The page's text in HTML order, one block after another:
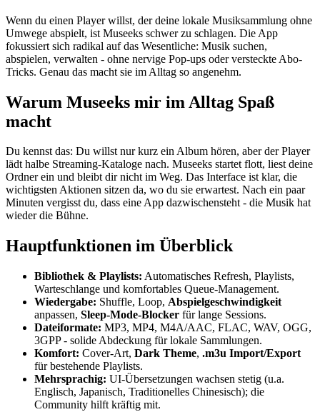
Wenn du einen Player willst, der deine lokale Musiksammlung ohne
Umwege abspielt, ist Museeks schwer zu schlagen. Die App
fokussiert sich radikal auf das Wesentliche: Musik suchen,
abspielen, verwalten - ohne nervige Pop-ups oder versteckte Abo-
Tricks. Genau das macht sie im Alltag so angenehm.
Warum Museeks mir im Alltag Spaß
macht
Du kennst das: Du willst nur kurz ein Album hören, aber der Player
lädt halbe Streaming-Kataloge nach. Museeks startet flott, liest deine
Ordner ein und bleibt dir nicht im Weg. Das Interface ist klar, die
wichtigsten Aktionen sitzen da, wo du sie erwartest. Nach ein paar
Minuten vergisst du, dass eine App dazwischensteht - die Musik hat
wieder die Bühne.
Hauptfunktionen im Überblick
Bibliothek & Playlists: Automatisches Refresh, Playlists,
Warteschlange und komfortables Queue-Management.
Wiedergabe: Shuffle, Loop, Abspielgeschwindigkeit
anpassen, Sleep-Mode-Blocker für lange Sessions.
Dateiformate: MP3, MP4, M4A/AAC, FLAC, WAV, OGG,
3GPP - solide Abdeckung für lokale Sammlungen.
Komfort: Cover-Art, Dark Theme, .m3u Import/Export
für bestehende Playlists.
Mehrsprachig: UI-Übersetzungen wachsen stetig (u.a.
Englisch, Japanisch, Traditionelles Chinesisch); die
Community hilft kräftig mit.